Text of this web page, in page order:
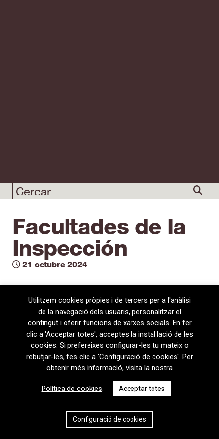
Facultades de la
Inspección
21 octubre 2024
08720 Vilafranca del Penedès · General Prim 5, 2n · Barcelona
T+34 938 170 417 ·
+34 938 170 301
Política de privacitat|Política de cookies
CAT
ESP
Utilitzem cookies pròpies i de tercers per a l'anàlisi
de la navegació dels usuaris, personalitzar el
contingut i oferir funcions de xarxes socials. En fer
clic a 'Acceptar totes', acceptes la instal·lació de les
cookies. Si prefereixes configurar-les tu mateix o
rebutjar-les, fes clic a 'Configuració de cookies'. Per
obtenir més informació, visita la nostra
Política de cookies. Acceptar totes
Configuració de cookies